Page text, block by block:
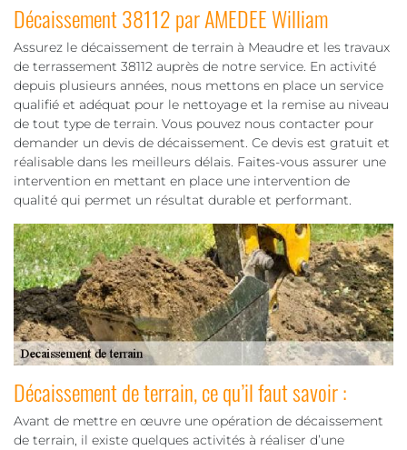
Décaissement 38112 par AMEDEE William
Assurez le décaissement de terrain à Meaudre et les travaux
de terrassement 38112 auprès de notre service. En activité
depuis plusieurs années, nous mettons en place un service
qualifié et adéquat pour le nettoyage et la remise au niveau
de tout type de terrain. Vous pouvez nous contacter pour
demander un devis de décaissement. Ce devis est gratuit et
réalisable dans les meilleurs délais. Faites-vous assurer une
intervention en mettant en place une intervention de
qualité qui permet un résultat durable et performant.
Décaissement de terrain, ce qu’il faut savoir :
Avant de mettre en œuvre une opération de décaissement
de terrain, il existe quelques activités à réaliser d’une